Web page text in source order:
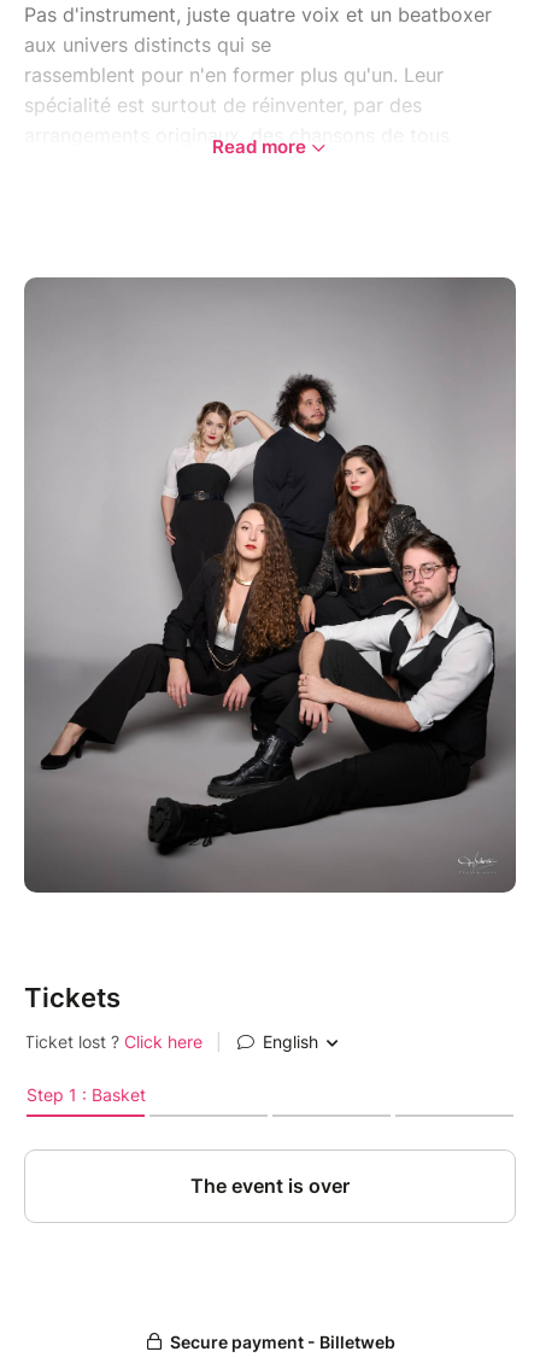
Pas d'instrument, juste quatre voix et un beatboxer
aux univers distincts qui se
rassemblent pour n'en former plus qu'un. Leur
spécialité est surtout de réinventer, par des
arrangements originaux, des chansons de tous
une touche d’humour. Redécouvrez les grands
Q U A T R E V O I X , E T U N E I N F I N I T É D E
P O S S I B ILI T É S
La voix offre de nombreuses alternatives de sons.
Nos quatre chanteurs explorent le potentiel de leur
timbre et ne sont pas seulement des voix mais aussi
des guitares, des basses, des trompettes, des
Leurs cordes vocales deviennent ainsi un véritable
orchestre et offrent un moment musical totalement à
part.
U N B E A T B O X E R , V É R I T A B L E B A T T E R
I E H U M A I N E
Notre beatboxer complète cet orchestre vocal. Le
beatboxing est une forme de percussion vocale
bouche, les lèvres, la langue et la voix.
Read more
Tickets